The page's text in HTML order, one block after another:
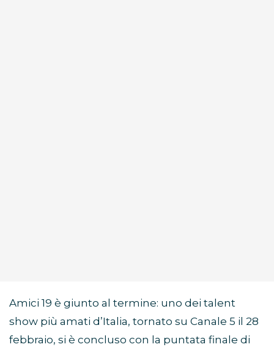
Amici 19 è giunto al termine: uno dei talent
show più amati d’Italia, tornato su Canale 5 il 28
febbraio, si è concluso con la puntata finale di